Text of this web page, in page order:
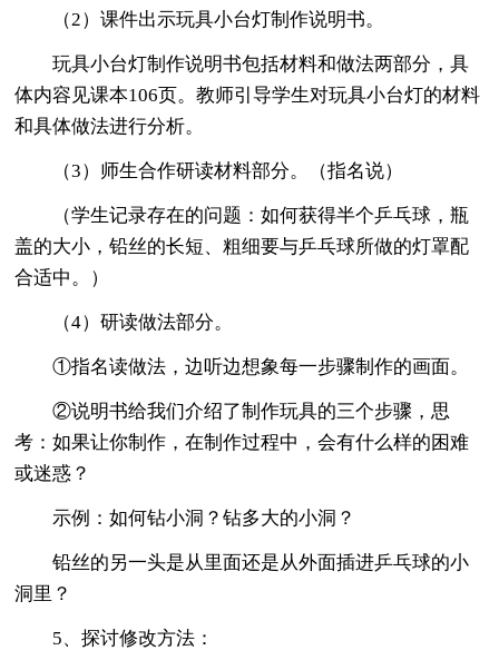
（2）课件出示玩具小台灯制作说明书。
玩具小台灯制作说明书包括材料和做法两部分，具
体内容见课本106页。教师引导学生对玩具小台灯的材料
和具体做法进行分析。
（3）师生合作研读材料部分。（指名说）
（学生记录存在的问题：如何获得半个乒乓球，瓶
盖的大小，铅丝的长短、粗细要与乒乓球所做的灯罩配
合适中。）
（4）研读做法部分。
①指名读做法，边听边想象每一步骤制作的画面。
②说明书给我们介绍了制作玩具的三个步骤，思
考：如果让你制作，在制作过程中，会有什么样的困难
或迷惑？
示例：如何钻小洞？钻多大的小洞？
铅丝的另一头是从里面还是从外面插进乒乓球的小
洞里？
5、探讨修改方法：